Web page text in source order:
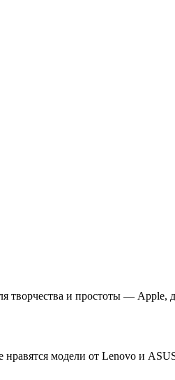
творчества и простоты —
модели от Lenovo и